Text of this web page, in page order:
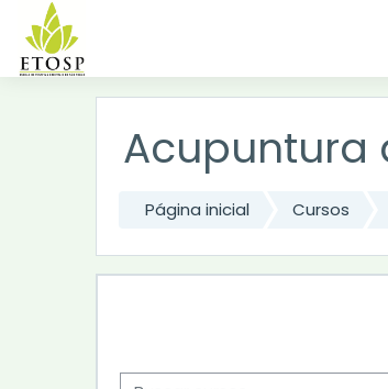
Acupuntura
Página inicial Cursos